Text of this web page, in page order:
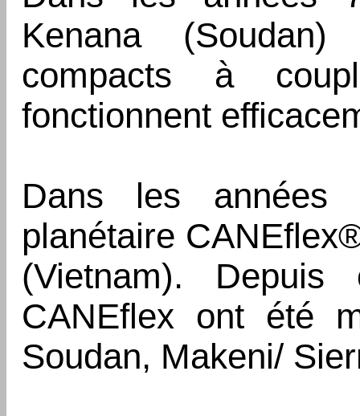
Kenana
compacts à
fonctionnent
Dans les années
planétaire
(Vietnam).
CANEflex ont été
Soudan, Makeni/